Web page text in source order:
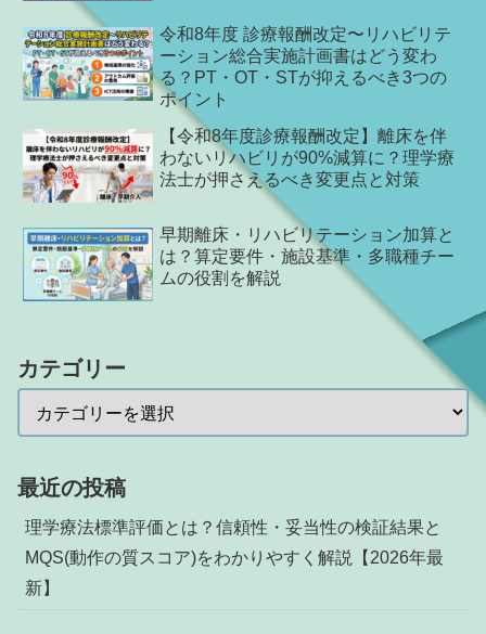
令和8年度 診療報酬改定〜リハビリテ
ーション総合実施計画書はどう変わ
る？PT・OT・STが抑えるべき3つの
ポイント
【令和8年度診療報酬改定】離床を伴
わないリハビリが90%減算に？理学療
法士が押さえるべき変更点と対策
早期離床・リハビリテーション加算と
は？算定要件・施設基準・多職種チー
ムの役割を解説
カテゴリー
最近の投稿
理学療法標準評価とは？信頼性・妥当性の検証結果と
MQS(動作の質スコア)をわかりやすく解説【2026年最
新】